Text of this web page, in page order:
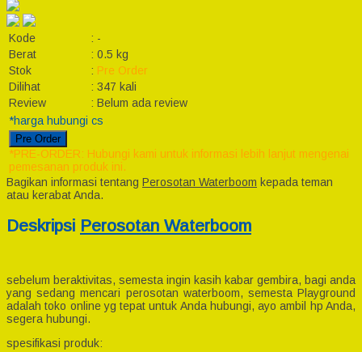
Kode : -
Berat
: 0.5 kg
Stok
: Pre Order
Dilihat
: 347 kali
Review
: Belum ada review
*harga hubungi cs
Pre Order
*PRE-ORDER: Hubungi kami untuk informasi lebih lanjut mengenai
pemesanan produk ini.
Bagikan informasi tentang Perosotan Waterboom kepada teman
atau kerabat Anda.
Deskripsi Perosotan Waterboom
sebelum beraktivitas, semesta ingin kasih kabar gembira, bagi anda
yang sedang mencari perosotan waterboom, semesta Playground
adalah toko online yg tepat untuk Anda hubungi, ayo ambil hp Anda,
segera hubungi.
spesifikasi produk: